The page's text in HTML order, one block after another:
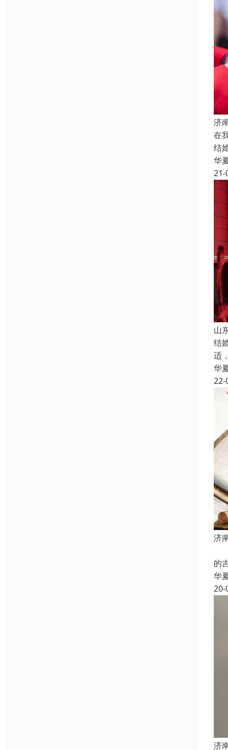
济
在
结
华
21-
山
结
适
华
22-
济
的
华
20-
济